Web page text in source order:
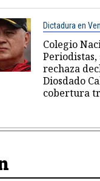
Dictadura en
Colegio
Periodistas,
rechaza
Diosdado
cobertura